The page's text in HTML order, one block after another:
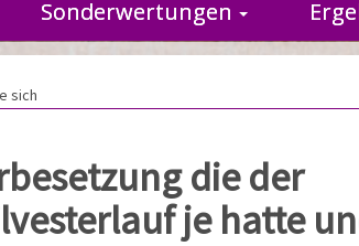
Sonderwertungen
sich
die der
je hatte